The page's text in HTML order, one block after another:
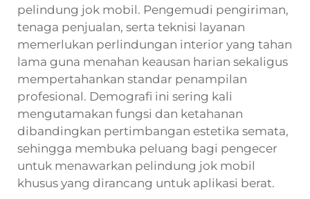
pelindung jok mobil. Pengemudi pengiriman,
tenaga penjualan, serta teknisi layanan
memerlukan perlindungan interior yang tahan
lama guna menahan keausan harian sekaligus
mempertahankan standar penampilan
profesional. Demografi ini sering kali
mengutamakan fungsi dan ketahanan
dibandingkan pertimbangan estetika semata,
sehingga membuka peluang bagi pengecer
untuk menawarkan pelindung jok mobil
khusus yang dirancang untuk aplikasi berat.